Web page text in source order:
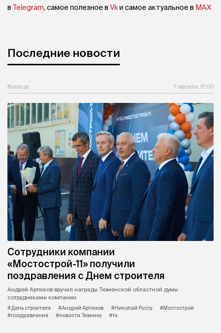
в Telegram, самое полезное в Vkи самое актуальное в MAX
Последние новости
Вслух.ру 7 августа, 17:00
Сотрудники компании
«Мостострой-11» получили
поздравления с Днем строителя
Андрей Артюхов вручил награды Тюменской областной думы
сотрудниками компании.
#День строителя
#Андрей Артюхов #Николай Руссу
#Мостострой
#поздравления
#новости Тюмени #тк